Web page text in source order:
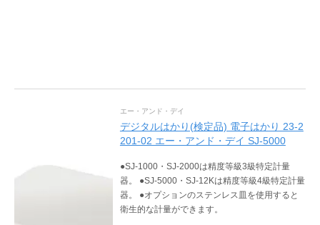
エー・アンド・デイ
デジタルはかり(検定品) 電子はかり 23-2
201-02 エー・アンド・デイ SJ-5000
●SJ-1000・SJ-2000は精度等級3級特定計量
器。 ●SJ-5000・SJ-12Kは精度等級4級特定計量
器。 ●オプションのステンレス皿を使用すると
衛生的な計量ができます。